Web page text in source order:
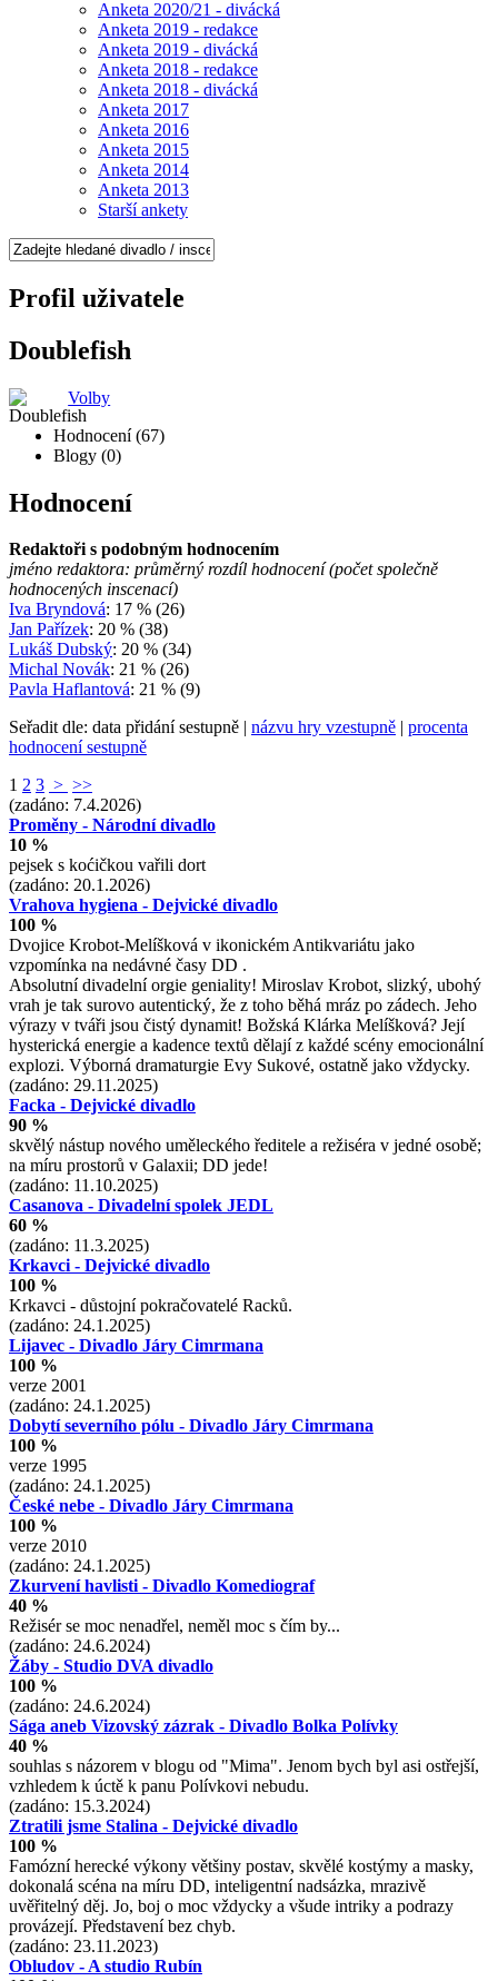
Anketa 2020/21 - divácká
Anketa 2019 - redakce
Anketa 2019 - divácká
Anketa 2018 - redakce
Anketa 2018 - divácká
Anketa 2017
Anketa 2016
Anketa 2015
Anketa 2014
Anketa 2013
Starší ankety
Profil uživatele
Doublefish
Volby
Hodnocení (67)
Blogy (0)
Hodnocení
Redaktoři s podobným hodnocením
jméno redaktora: průměrný rozdíl hodnocení (počet společně
hodnocených inscenací)
Iva Bryndová: 17 % (26)
Jan Pařízek: 20 % (38)
Lukáš Dubský: 20 % (34)
Michal Novák: 21 % (26)
Pavla Haflantová: 21 % (9)
Seřadit dle: data přidání sestupně | názvu hry vzestupně
procenta
hodnocení sestupně
1 2 3 > >>
(zadáno: 7.4.2026)
Proměny - Národní divadlo
10 %
pejsek s koćičkou vařili dort
(zadáno: 20.1.2026)
Vrahova hygiena - Dejvické divadlo
100 %
Dvojice Krobot-Melíšková v ikonickém Antikvariátu jako
vzpomínka na nedávné časy DD .
Absolutní divadelní orgie geniality! Miroslav Krobot, slizký, ubohý
vrah je tak surovo autentický, že z toho běhá mráz po zádech. Jeho
výrazy v tváři jsou čistý dynamit! Božská Klárka Melíšková? Její
hysterická energie a kadence textů dělají z každé scény emocionální
explozi. Výborná dramaturgie Evy Sukové, ostatně jako vždycky.
(zadáno: 29.11.2025)
Facka - Dejvické divadlo
90 %
skvělý nástup nového uměleckého ředitele a režiséra v jedné osobě;
na míru prostorů v Galaxii; DD jede!
(zadáno: 11.10.2025)
Casanova - Divadelní spolek JEDL
60 %
(zadáno: 11.3.2025)
Krkavci - Dejvické divadlo
100 %
Krkavci - důstojní pokračovatelé Racků.
(zadáno: 24.1.2025)
Lijavec - Divadlo Járy Cimrmana
100 %
verze 2001
(zadáno: 24.1.2025)
Dobytí severního pólu - Divadlo Járy Cimrmana
100 %
verze 1995
(zadáno: 24.1.2025)
České nebe - Divadlo Járy Cimrmana
100 %
verze 2010
(zadáno: 24.1.2025)
Zkurvení havlisti - Divadlo Komediograf
40 %
Režisér se moc nenadřel, neměl moc s čím by...
(zadáno: 24.6.2024)
Žáby - Studio DVA divadlo
100 %
(zadáno: 24.6.2024)
Sága aneb Vizovský zázrak - Divadlo Bolka Polívky
40 %
souhlas s názorem v blogu od "Mima". Jenom bych byl asi ostřejší,
vzhledem k úctě k panu Polívkovi nebudu.
(zadáno: 15.3.2024)
Ztratili jsme Stalina - Dejvické divadlo
100 %
Famózní herecké výkony většiny postav, skvělé kostýmy a masky,
dokonalá scéna na míru DD, inteligentní nadsázka, mrazivě
uvěřitelný děj. Jo, boj o moc vždycky a všude intriky a podrazy
provázejí. Představení bez chyb.
(zadáno: 23.11.2023)
Obludov - A studio Rubín